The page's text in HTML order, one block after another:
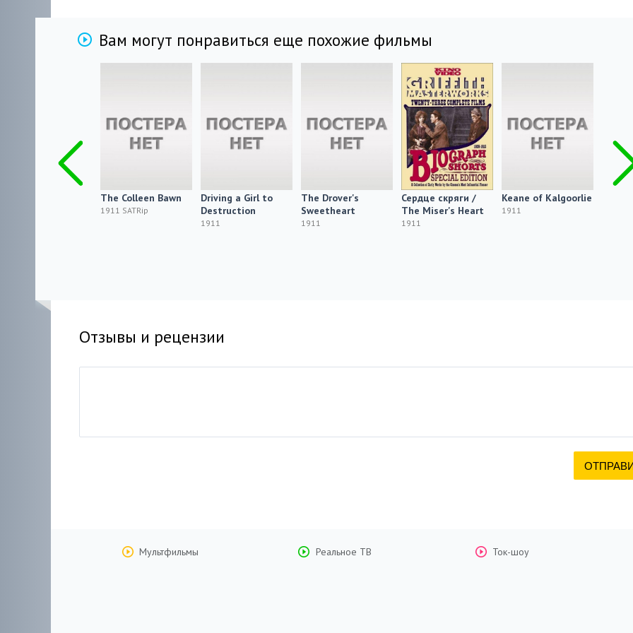
Вам могут понравиться еще похожие фильмы
The Colleen Bawn
1911 SATRip
Driving a Girl to
Destruction
1911
The Drover's
Sweetheart
1911
Сердце скряги /
The Miser's Heart
1911
Keane of Kalgoorlie
1911
Отзывы и рецензии
Мультфильмы Реальное ТВ Ток-шоу